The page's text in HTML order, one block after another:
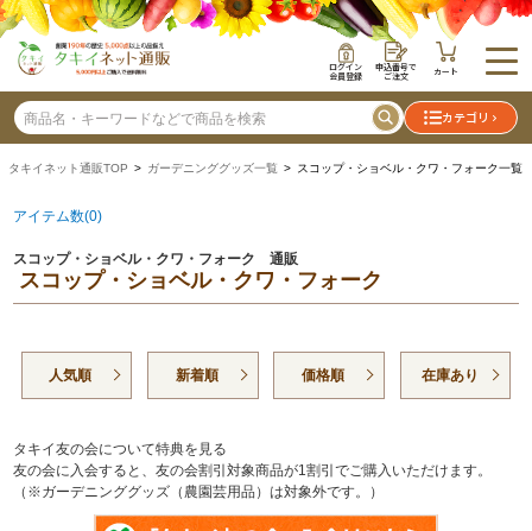
ログイン
会員登録
申込番号で
ご注文 カート
カテゴリ
タキイネット通販TOP > ガーデニンググッズ一覧 > スコップ・ショベル・クワ・フォーク一覧
アイテム数(0)
スコップ・ショベル・クワ・フォーク 通販
スコップ・ショベル・クワ・フォーク
人気順 新着順 価格順 在庫あり
タキイ友の会について特典を見る
友の会に入会すると、友の会割引対象商品が1割引でご購入いただけます。
（※ガーデニンググッズ（農園芸用品）は対象外です。）